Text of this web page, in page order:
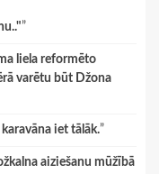
”
liela reformēto
varētu būt Džona
iet tālāk.”
aiziešanu mūžībā